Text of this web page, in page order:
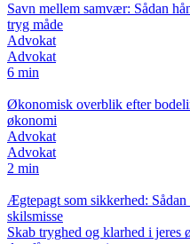
Savn mellem samvær: Sådan
tryg måde
Advokat
Advokat
6 min
Økonomisk overblik efter
økonomi
Advokat
Advokat
2 min
Ægtepagt som sikkerhed:
skilsmisse
Skab tryghed og klarhed i jeres